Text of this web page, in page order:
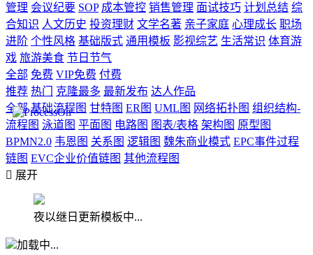
管理 会议纪要 SOP 成本管控 销售管理 面试技巧 计划总结 综
合知识 人文历史 投资理财 文学名著 亲子家庭 心理成长 职场
进阶 个性风格 基础版式 通用模板 影视综艺 生活常识 体育游
戏 旅游美食 节日节气
全部 免费 VIP免费 付费
推荐 热门 克隆最多 最新发布 达人作品
全部 基础流程图 甘特图 ER图 UML图 网络拓扑图 组织结构-
流程图 泳道图 平面图 电路图 图表/表格 架构图 原型图
BPMN2.0 韦恩图 关系图 逻辑图 魏朱商业模式 EPC事件过程
链图 EVC企业价值链图 其他流程图
 展开
夜以继日更新模板中...
加载中...